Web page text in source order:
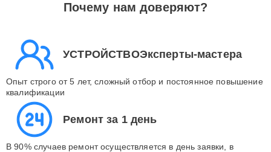
Почему нам доверяют?
УСТРОЙСТВОЭксперты-мастера
Опыт строго от 5 лет, сложный отбор и постоянное повышение
квалификации
Ремонт за 1 день
В 90% случаев ремонт осуществляется в день заявки, в